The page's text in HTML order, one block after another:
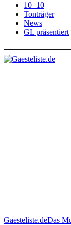
10+10
Tonträger
News
GL präsentiert
Gaesteliste.deDas